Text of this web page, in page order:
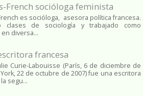
French socióloga feminista
es socióloga, asesora política francesa.
clases de sociología y trabajado como
diversa...
francesa
Curie-Labouisse (París, 6 de diciembre de
York, 22 de octubre de 2007) fue una escritora
segu...